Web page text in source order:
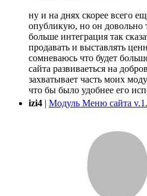
ну и на днях скорее всего
опубликую, но он довольно
больше интеграция так
продавать и выставлять
сомневаюсь что будет
сайта развиваеться на
захватывает часть моих
что бы было удобнее его
izi4 | Модуль Меню сайта